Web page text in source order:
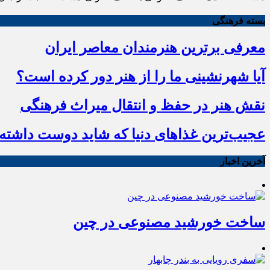
بسته فرهنگی
معرفی برترین هنرمندان معاصر ایران
آیا شهرنشینی ما را از هنر دور کرده است؟
نقش هنر در حفظ و انتقال میراث فرهنگی
عجیب‌ترین غذاهای دنیا که شاید دوست داشته
آخرین اخبار
ساخت خورشید مصنوعی در چین